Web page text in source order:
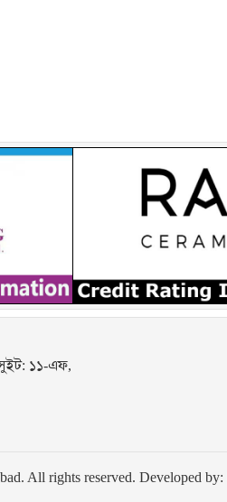
সুইট: ১১-এফ,
All rights reserved. Developed by: